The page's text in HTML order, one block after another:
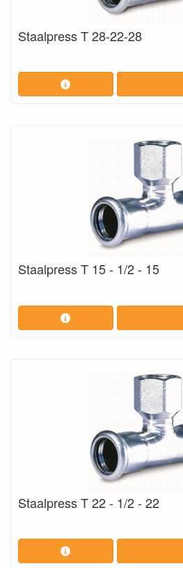
Staalpress T 28-22-28
Staalpress T 15 - 1/2 - 15
Staalpress T 22 - 1/2 - 22